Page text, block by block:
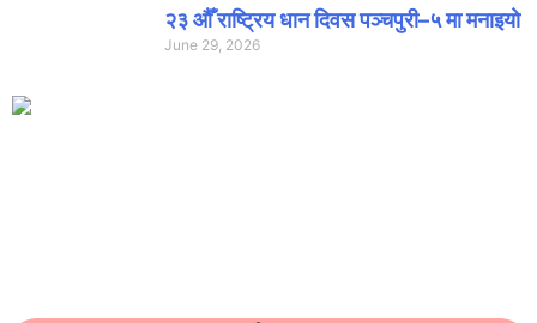
२३ औँ राष्ट्रिय धान दिवस पञ्चपुरी–५ मा मनाइयाे
June 29, 2026